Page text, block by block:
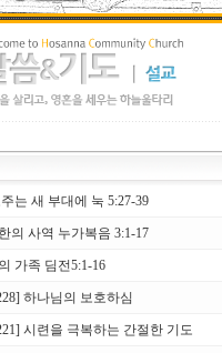
는 새 부대에 눅 5:27-39
의 사역 누가복음 3:1-17
가족 딤전5:1-16
하나님의 보호하심
시련을 극복하는 간절한 기도